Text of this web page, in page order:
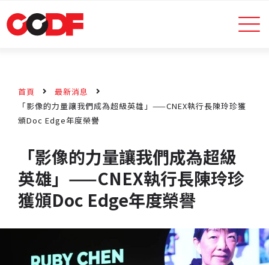
首頁
最新消息
「影像的力量讓我們成為超級英雄」——CNEX執行長陳玲珍獲
頒Doc Edge年度榮譽
「影像的力量讓我們成為超級
英雄」——CNEX執行長陳玲珍
獲頒Doc Edge年度榮譽